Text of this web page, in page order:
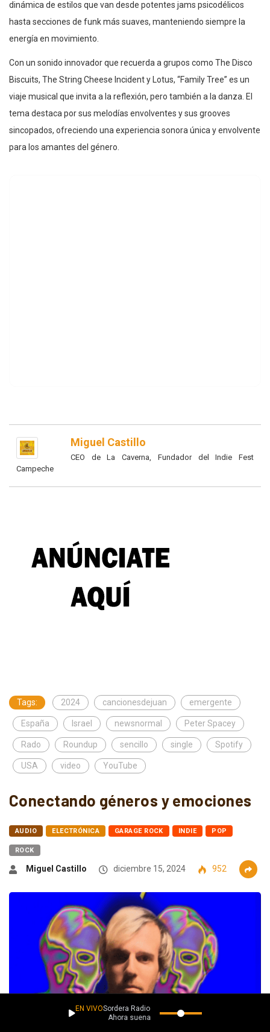
dinámica de estilos que van desde potentes jams psicodélicos
hasta secciones de funk más suaves, manteniendo siempre la
energía en movimiento.
Con un sonido innovador que recuerda a grupos como The Disco
Biscuits, The String Cheese Incident y Lotus, “Family Tree” es un
viaje musical que invita a la reflexión, pero también a la danza. El
tema destaca por sus melodías envolventes y sus grooves
sincopados, ofreciendo una experiencia sonora única y envolvente
para los amantes del género.
Miguel Castillo
CEO de La Caverna, Fundador del Indie Fest
Campeche
Tags: 2024 cancionesdejuan emergente
España Israel newsnormal Peter Spacey
Rado Roundup sencillo single Spotify
USA video YouTube
Conectando géneros y emociones
AUDIO ELECTRÓNICA GARAGE ROCK INDIE POP
ROCK
Miguel Castillo diciembre 15, 2024 952
EN VIVOSordera Radio
Ahora suena